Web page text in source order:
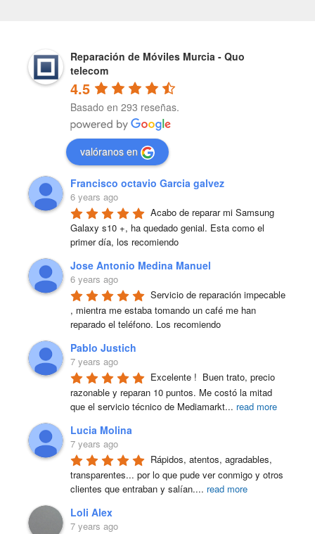
Reparación de Móviles Murcia - Quo
telecom
4.5
Basado en 293 reseñas.
valóranos en
Francisco octavio Garcia galvez
6 years ago
Acabo de reparar mi Samsung
Galaxy s10 +, ha quedado genial. Esta como el
primer día, los recomiendo
Jose Antonio Medina Manuel
6 years ago
Servicio de reparación impecable
, mientra me estaba tomando un café me han
reparado el teléfono. Los recomiendo
Pablo Justich
7 years ago
Excelente !  Buen trato, precio
razonable y reparan 10 puntos. Me costó la mitad
que el servicio técnico de Mediamarkt... read more
Lucia Molina
7 years ago
Rápidos, atentos, agradables,
transparentes... por lo que pude ver conmigo y otros
clientes que entraban y salían.... read more
Loli Alex
7 years ago